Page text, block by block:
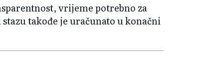
vrijeme potrebno za
takođe je uračunato u konačni